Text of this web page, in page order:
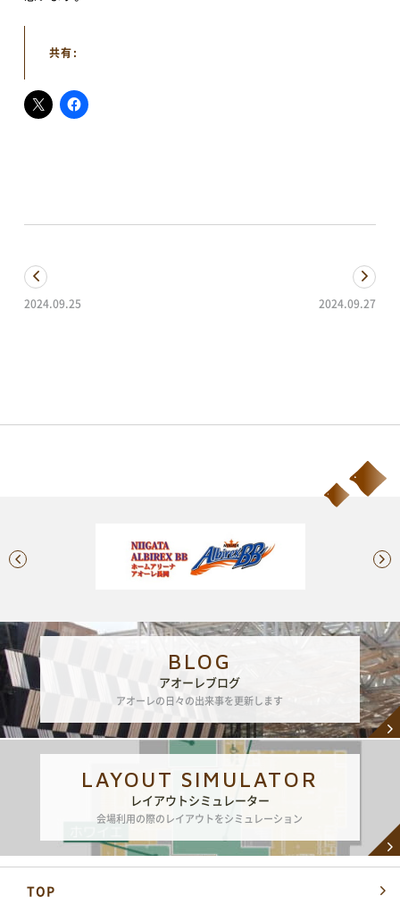
共有:
2024.09.25 2024.09.27
BLOG
アオーレブログ
アオーレの日々の出来事を更新します
LAYOUT SIMULATOR
レイアウトシミュレーター
会場利用の際のレイアウトをシミュレーション
TOP
予約方法・利用案内